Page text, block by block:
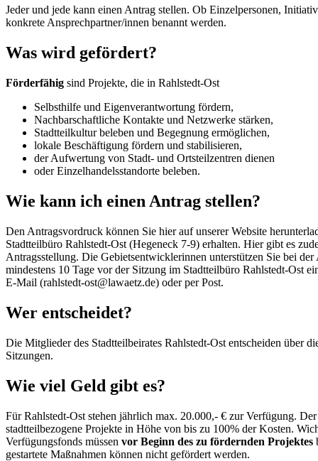
Jeder und jede kann einen Antrag stellen. Ob Einzelpersonen,
konkrete Ansprechpartner/innen benannt werden.
Was wird gefördert?
Förderfähig sind Projekte, die in Rahlstedt-Ost
Selbsthilfe und Eigenverantwortung fördern,
Nachbarschaftliche Kontakte und Netzwerke stärken,
Stadtteilkultur beleben und Begegnung ermöglichen,
lokale Beschäftigung fördern und stabilisieren,
der Aufwertung von Stadt- und Ortsteilzentren dienen
oder Einzelhandelsstandorte beleben.
Wie kann ich einen Antrag stellen?
Den Antragsvordruck können Sie hier auf unserer Website
Stadtteilbüro Rahlstedt-Ost (Hegeneck 7-9) erhalten. Hier gibt es
Antragsstellung. Die Gebietsentwicklerinnen unterstützen Sie bei
mindestens 10 Tage vor der Sitzung im Stadtteilbüro Rahlstedt-Ost
E-Mail (rahlstedt-ost@lawaetz.de) oder per Post.
Wer entscheidet?
Die Mitglieder des Stadtteilbeirates Rahlstedt-Ost entscheiden über
Sitzungen.
Wie viel Geld gibt es?
Für Rahlstedt-Ost stehen jährlich max. 20.000,- € zur Verfügung.
stadtteilbezogene Projekte in Höhe von bis zu 100% der Kosten.
Verfügungsfonds müssen vor Beginn des zu fördernden Projektes
gestartete Maßnahmen können nicht gefördert werden.